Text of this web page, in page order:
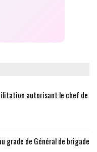
autorisant le chef de
grade de Général de brigade